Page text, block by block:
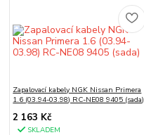
Zapalovací kabely NGK Nissan Primera
1.6 (03.94-03.98) RC-NE08 9405 (sada)
2 163 Kč
SKLADEM